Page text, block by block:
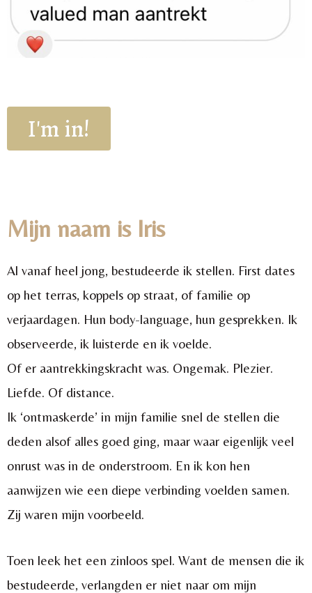
I'm in!
Mijn naam is Iris
Al vanaf heel jong, bestudeerde ik stellen. First dates
op het terras, koppels op straat, of familie op
verjaardagen. Hun body-language, hun gesprekken. Ik
observeerde, ik luisterde en ik voelde.
Of er aantrekkingskracht was. Ongemak. Plezier.
Liefde. Of distance.
Ik ‘ontmaskerde’ in mijn familie snel de stellen die
deden alsof alles goed ging, maar waar eigenlijk veel
onrust was in de onderstroom. En ik kon hen
aanwijzen wie een diepe verbinding voelden samen.
Zij waren mijn voorbeeld.
Toen leek het een zinloos spel. Want de mensen die ik
bestudeerde, verlangden er niet naar om mijn